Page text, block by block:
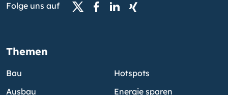
Folge uns auf
Themen
Bau
Ausbau
Hotspots
Energie sparen